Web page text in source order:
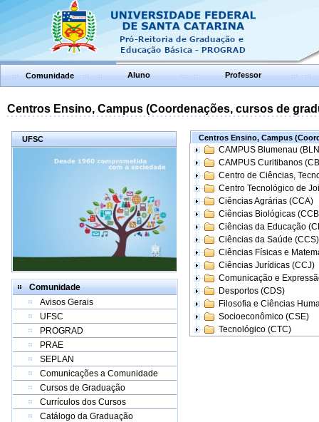
Comunidade Aluno Professor
Centros Ensino, Campus (Coordenações, cursos de
UFSC
Comunidade
Avisos Gerais
UFSC
PROGRAD
PRAE
SEPLAN
Comunicações a Comunidade
Cursos de Graduação
Currículos dos Cursos
Catálogo da Graduação
Centros Ensino, Campus
CAMPUS Blumenau
CAMPUS Curitibanos
Centro de Ciências,
Centro Tecnológico de
Ciências Agrárias (CCA)
Ciências Biológicas
Ciências da Educação
Ciências da Saúde (CCS)
Ciências Físicas e
Ciências Jurídicas (CCJ)
Comunicação e
Desportos (CDS)
Filosofia e Ciências
Socioeconômico (CSE)
Tecnológico (CTC)